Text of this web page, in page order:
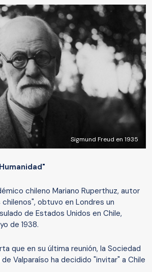
Sigmund Freud en 1935
"
chileno Mariano Ruperthuz, autor
obtuvo en Londres un
de Estados Unidos en Chile,
de 1938.
que en su última reunión, la Sociedad
Valparaíso ha decidido "invitar" a Chile